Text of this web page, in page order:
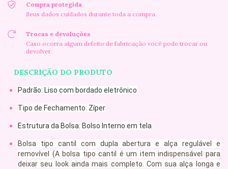
Compra protegida
Seus dados cuidados durante toda a compra.
Trocas e devoluções
Caso ocorra algum defeito de fabricação você pode trocar ou
devolver.
DESCRIÇÃO DO PRODUTO
Padrão: Liso com bordado eletrônico
Tipo de Fechamento: Zíper
Estrutura da Bolsa: Bolso Interno em tela
Bolsa tipo cantil com dupla abertura e alça regulável e
removível (A bolsa tipo cantil é um item indispensável para
deixar seu look ainda mais completo. Com sua alça longa e